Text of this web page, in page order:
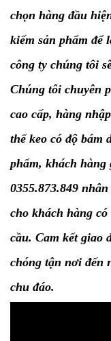
chọn hàng đầu
kiếm sản phẩm để
công ty chúng tôi
Chúng tôi chuyên
cao cấp, hàng
thế keo có độ bám
phẩm, khách hàng
0355.873.849
cho khách hàng
cầu. Cam kết giao
chóng tận nơi đến
chu đáo.